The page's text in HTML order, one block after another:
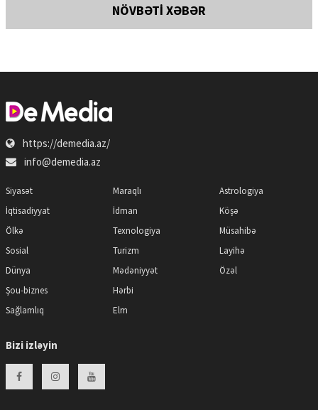
NÖVBƏTİ XƏBƏR
https://demedia.az/
info@demedia.az
Siyasət
İqtisadiyyat
Ölkə
Sosial
Dünya
Şou-biznes
Sağlamlıq
Maraqlı
İdman
Texnologiya
Turizm
Mədəniyyət
Hərbi
Elm
Astrologiya
Köşə
Müsahibə
Layihə
Özəl
Bizi izləyin